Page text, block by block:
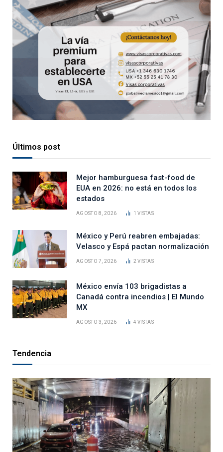
Últimos post
Mejor hamburguesa fast-food de
EUA en 2026: no está en todos los
estados
AGOSTO 8, 2026 1VISTAS
México y Perú reabren embajadas:
Velasco y Espá pactan normalización
AGOSTO 7, 2026 2VISTAS
México envía 103 brigadistas a
Canadá contra incendios | El Mundo
MX
AGOSTO 3, 2026 4VISTAS
Tendencia